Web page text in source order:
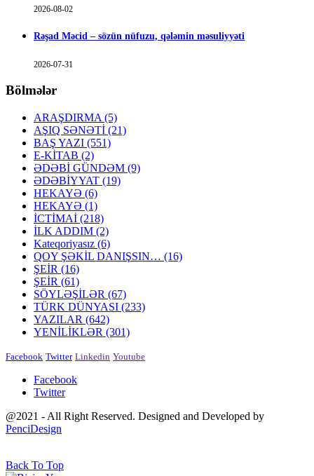
2026-08-02
Rəşad Məcid – sözün nüfuzu, qələmin məsuliyyəti
2026-07-31
Bölmələr
ARAŞDIRMA (5)
AŞIQ SƏNƏTİ (21)
BAŞ YAZI (551)
E-KİTAB (2)
ƏDƏBİ GÜNDƏM (9)
ƏDƏBİYYAT (19)
HEKAYƏ (6)
HEKAYƏ (1)
İCTİMAİ (218)
İLK ADDIM (2)
Kateqoriyasız (6)
QOY ŞƏKİL DANIŞSIN… (16)
ŞEİR (16)
ŞEİR (61)
SÖYLƏŞİLƏR (67)
TÜRK DÜNYASI (233)
YAZILAR (642)
YENİLİKLƏR (301)
Facebook Twitter Linkedin Youtube
Facebook
Twitter
@2021 - All Right Reserved. Designed and Developed by
PenciDesign
Back To Top